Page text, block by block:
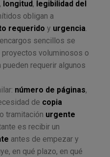
, longitud, legibilidad del
obligan a
requerido y urgencia
sencillos se
proyectos voluminosos o
requerir algunos
número de páginas,
de copia
o tramitación urgente
es recibir un
antes de empezar y
en qué plazo, en qué